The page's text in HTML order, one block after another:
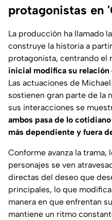
protagonistas en
La producción ha llamado
construye la historia a
protagonista, centrando el
inicial modifica su relación
Las actuaciones de
sostienen gran parte de la
sus interacciones se
ambos pasa de lo
más dependiente y fuera
Conforme avanza la trama,
personajes se ven
directas del deseo que
principales, lo que
manera en que enfrentan
mantiene un ritmo